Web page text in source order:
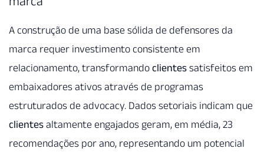
A construção de uma base sólida de defensores da
marca requer investimento consistente em
relacionamento, transformando clientes satisfeitos em
embaixadores ativos através de programas
estruturados de advocacy. Dados setoriais indicam que
clientes altamente engajados geram, em média, 23
recomendações por ano, representando um potencial